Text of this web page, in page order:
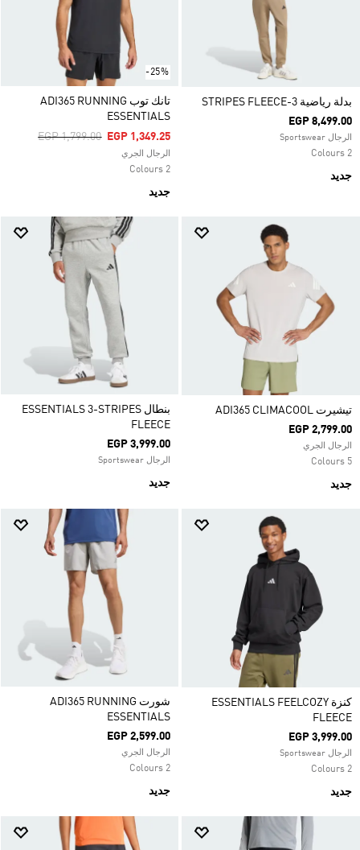
بدلة رياضية 3-STRIPES FLEECE
EGP 8,499.00
الرجال Sportswear
2 Colours
جديد
-25%
تانك توب ADI365 RUNNING
ESSENTIALS
Price Reduced From
EGP 1,799.00ToEGP 1,349.25
الرجال الجري
2 Colours
جديد
تيشيرت ADI365 CLIMACOOL
EGP 2,799.00
الرجال الجري
5 Colours
جديد
بنطال ESSENTIALS 3-STRIPES
FLEECE
EGP 3,999.00
الرجال Sportswear
جديد
كنزة ESSENTIALS FEELCOZY
FLEECE
EGP 3,999.00
الرجال Sportswear
2 Colours
جديد
شورت ADI365 RUNNING
ESSENTIALS
EGP 2,599.00
الرجال الجري
2 Colours
جديد